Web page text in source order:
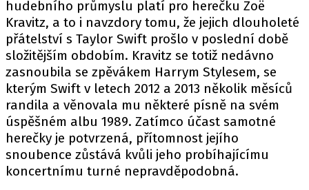
hudebního průmyslu platí pro herečku Zoë
Kravitz, a to i navzdory tomu, že jejich dlouholeté
přátelství s Taylor Swift prošlo v poslední době
složitějším obdobím. Kravitz se totiž nedávno
zasnoubila se zpěvákem Harrym Stylesem, se
kterým Swift v letech 2012 a 2013 několik měsíců
randila a věnovala mu některé písně na svém
úspěšném albu 1989. Zatímco účast samotné
herečky je potvrzená, přítomnost jejího
snoubence zůstává kvůli jeho probíhajícímu
koncertnímu turné nepravděpodobná.